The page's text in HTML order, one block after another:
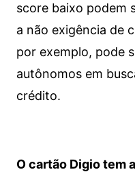
score baixo podem
a não exigência de
por exemplo, pode
autônomos em
crédito.
O cartão Digio tem